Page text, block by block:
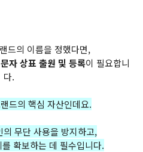
드의 이름을 정했다면,
문자 상표 출원 및 등록이 필요합니
다.
드의 핵심 자산인데요.
무단 사용을 방지하고,
확보하는 데 필수입니다.